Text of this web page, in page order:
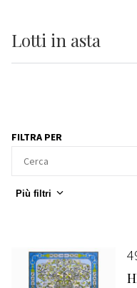
Lotti in asta
FILTRA PER
Più filtri